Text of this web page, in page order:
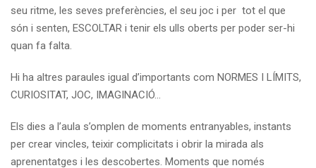
seu ritme, les seves preferències, el seu joc i per tot el que
són i senten, ESCOLTAR i tenir els ulls oberts per poder ser-hi
quan fa falta.
Hi ha altres paraules igual d’importants com NORMES I LÍMITS,
CURIOSITAT, JOC, IMAGINACIÓ…
Els dies a l’aula s’omplen de moments entranyables, instants
per crear vincles, teixir complicitats i obrir la mirada als
aprenentatges i les descobertes. Moments que només